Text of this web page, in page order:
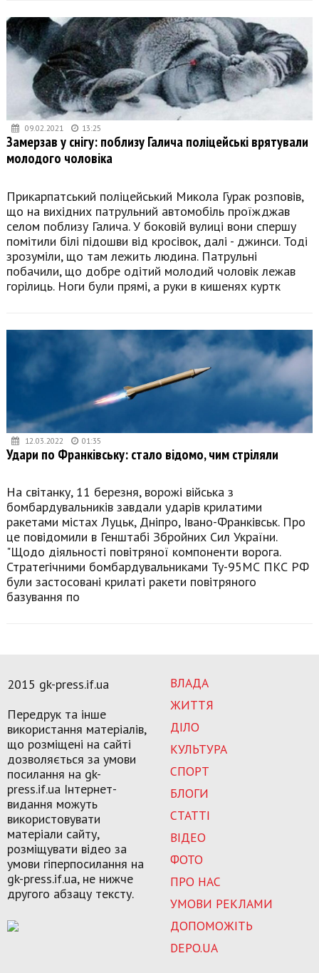
09.02.2021 13:25
Замерзав у снігу: поблизу Галича поліцейські врятували
молодого чоловіка
Прикарпатський поліцейський Микола Гурак розповів,
що на вихідних патрульний автомобіль проїжджав
селом поблизу Галича. У боковій вулиці вони спершу
помітили білі підошви від кросівок, далі - джинси. Тоді
зрозуміли, що там лежить людина. Патрульні
побачили, що добре одітий молодий чоловік лежав
горілиць. Ноги були прямі, а руки в кишенях куртк
12.03.2022 01:35
Удари по Франківську: стало відомо, чим стріляли
На світанку, 11 березня, ворожі війська з
бомбардувальників завдали ударів крилатими
ракетами містах Луцьк, Дніпро, Івано-Франківськ. Про
це повідомили в Генштабі Збройних Сил України.
"Щодо діяльності повітряної компоненти ворога.
Стратегічними бомбардувальниками Ту-95МС ПКС РФ
були застосовані крилаті ракети повітряного
базування по
ВЛАДА
ЖИТТЯ
ДІЛО
КУЛЬТУРА
СПОРТ
БЛОГИ
СТАТТІ
ВІДЕО
ФОТО
ПРО НАС
УМОВИ РЕКЛАМИ
ДОПОМОЖІТЬ
DEPO.UA
2015 gk-press.if.ua
Передрук та інше
використання матеріалів,
що розміщені на сайті
дозволяється за умови
посилання на gk-
press.if.ua Інтернет-
видання можуть
використовувати
матеріали сайту,
розміщувати відео за
умови гіперпосилання на
gk-press.if.ua, не нижче
другого абзацу тексту.